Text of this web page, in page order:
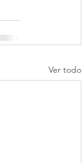
Ver todo